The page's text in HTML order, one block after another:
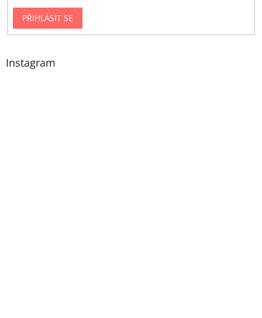
PŘIHLÁSIT SE
Instagram